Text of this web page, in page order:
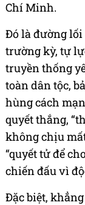
Chí Minh.
Đó là đường
trường kỳ, tự
truyền thống
toàn dân tộc,
hùng cách
quyết thắng,
không chịu
“quyết tử để
chiến đấu vì
Đặc biệt,